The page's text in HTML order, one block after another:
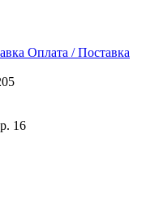
Оплата / Поставка
16